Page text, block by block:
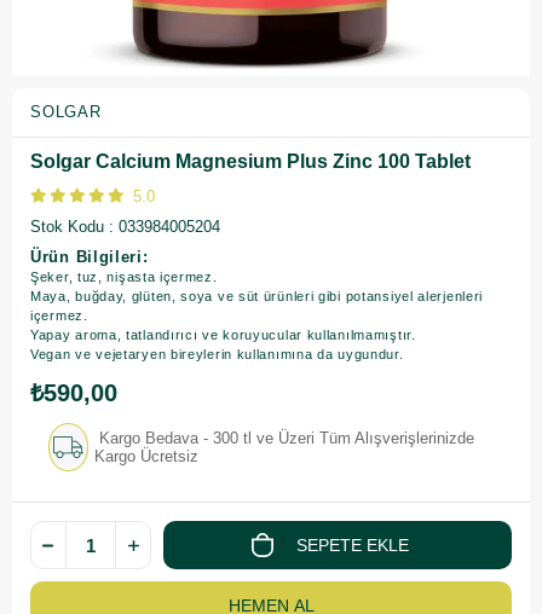
SOLGAR
Solgar Calcium Magnesium Plus Zinc 100 Tablet
5.0
Stok Kodu
033984005204
Ürün Bilgileri:
Şeker, tuz, nişasta içermez.
Maya, buğday, glüten, soya ve süt ürünleri gibi potansiyel alerjenleri
içermez.
Yapay aroma, tatlandırıcı ve koruyucular kullanılmamıştır.
Vegan ve vejetaryen bireylerin kullanımına da uygundur.
₺590,00
Kargo Bedava - 300 tl ve Üzeri Tüm Alışverişlerinizde
Kargo Ücretsiz